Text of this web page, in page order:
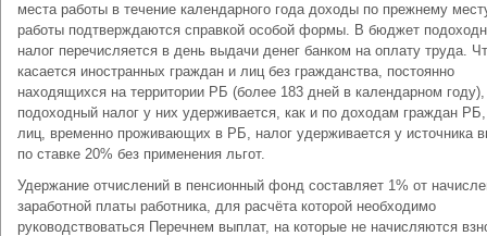
места работы в течение календарного года доходы по прежнему
работы подтверждаются справкой особой формы. В бюджет
налог перечисляется в день выдачи денег банком на оплату труда.
касается иностранных граждан и лиц без гражданства, постоянно
находящихся на территории РБ (более 183 дней в календарном году),
подоходный налог у них удерживается, как и по доходам граждан
лиц, временно проживающих в РБ, налог удерживается у источника
по ставке 20% без применения льгот.
Удержание отчислений в пенсионный фонд составляет 1% от
заработной платы работника, для расчёта которой необходимо
руководствоваться Перечнем выплат, на которые не начисляются